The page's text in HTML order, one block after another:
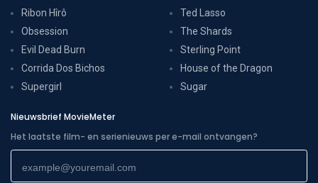
Ribon Hîrô
Obsession
Evil Dead Burn
Corrida Dos Bichos
Supergirl
Ted Lasso
The Shards
Sterling Point
House of the Dragon
Sugar
Nieuwsbrief MovieMeter
Het laatste film- en serienieuws per e-mail ontvangen?